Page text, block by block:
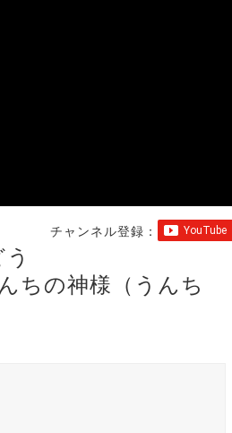
チャンネル登録：
ちの神様（うんち